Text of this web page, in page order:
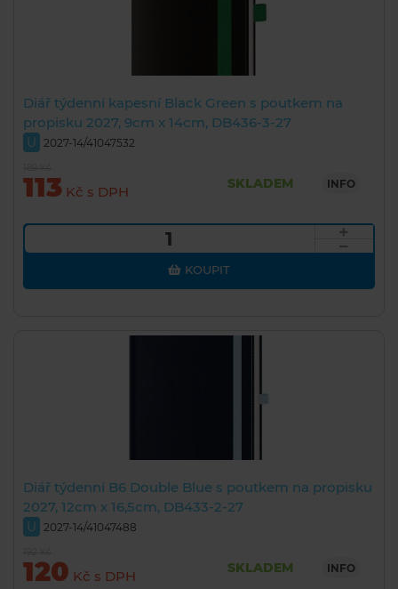
Diář týdenní kapesní Black Green s poutkem na
propisku 2027, 9cm x 14cm, DB436-3-27
U 2027-14/41047532
113 Kč s DPH
SKLADEM INFO
KOUPIT
Diář týdenní B6 Double Blue s poutkem na propisku
2027, 12cm x 16,5cm, DB433-2-27
U 2027-14/41047488
120 Kč s DPH
SKLADEM INFO